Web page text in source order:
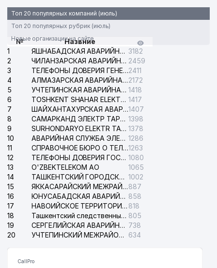
Топ 20 популярных компаний (июль)
Топ 20 популярных рубрик (июль)
Новые организации на сайте
№
Назвние
1
ЯШНАБАДСКАЯ АВАРИЙНАЯ СЛУЖБА ЭЛЕКТРОСЕТИ 3182
2
ЧИЛАНЗАРСКАЯ АВАРИЙНАЯ СЛУЖБА ЭЛЕКТРОСЕТИ 2459
3
ТЕЛЕФОНЫ ДОВЕРИЯ ГЕНЕРАЛЬНОЙ ПРОКУРАТУРЫ РЕСПУБЛИКИ УЗБЕКИСТАН2411
4
АЛМАЗАРСКАЯ АВАРИЙНАЯ СЛУЖБА ЭЛЕКТРОСЕТИ2172
5
УЧТЕПИНСКАЯ АВАРИЙНАЯ СЛУЖБА ЭЛЕКТРОСЕТИ 1418
6
TOSHKENT SHAHAR ELEKTR TARMOQLARI KORXONASI АО 1417
7
ШАЙХАНТАХУРСКАЯ АВАРИЙНАЯ СЛУЖБА ЭЛЕКТРОСЕТИ1407
8
САМАРКАНД ЭЛЕКТР ТАРМОКЛАРИ АО 1398
9
SURHONDARYO ELEKTR TARMOKLARI АО 1378
10
АВАРИЙНАЯ СЛУЖБА ЭЛЕКТРОСЕТИ ТАШКЕНТСКОГО РАЙОНА 1286
11
СПРАВОЧНОЕ БЮРО О ТЕЛЕФОНАХ ОРГАНИЗАЦИЙ г. ТАШКЕНТА1263
12
ТЕЛЕФОНЫ ДОВЕРИЯ ГОСУДАРСТВЕННОГО ЦЕНТРА ТЕСТИРОВАНИЯ 1080
13
O'ZBEKTELEKOM АО
1065
14
ТАШКЕНТСКИЙ ГОРОДСКОЙ СУД ПО ГРАЖДАНСКИМ ДЕЛАМ 1002
15
ЯККАСАРАЙСКИЙ МЕЖРАЙОННЫЙ СУД ПО ГРАЖДАНСКИМ ДЕЛАМ887
16
ЮНУСАБАДСКАЯ АВАРИЙНАЯ СЛУЖБА ЭЛЕКТРОСЕТИ 858
17
НАВОИЙСКОЕ ТЕРРИТОРИАЛЬНОЕ ПРЕДПРИЯТИЕ ЭЛЕКТРОСЕТИ АО 818
18
Ташкентский следственный изолятор 805
19
СЕРГЕЛИЙСКАЯ АВАРИЙНАЯ СЛУЖБА ЭЛЕКТРОСЕТИ 738
20
УЧТЕПИНСКИЙ МЕЖРАЙОННЫЙ СУД ПО ГРАЖДАНСКИМ ДЕЛАМ 634
CallPro